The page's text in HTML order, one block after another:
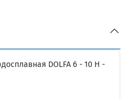
DOLFA 6 - 10 H -